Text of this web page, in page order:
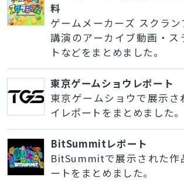
料
ゲームメーカーズ スクラ
講演のアーカイブ動画・ス
トなどをまとめました。
東京ゲームショウレポート
東京ゲームショウで展示さ
イレポートをまとめました。
BitSummitレポート
BitSummitで展示された作
ートをまとめました。